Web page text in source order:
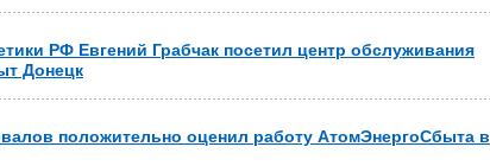
РФ Евгений Грабчак посетил центр обслуживания
Донецк
положительно оценил работу АтомЭнергоСбыта в